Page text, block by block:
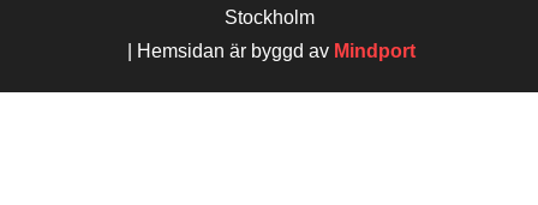
Stockholm
| Hemsidan är byggd av Mindport